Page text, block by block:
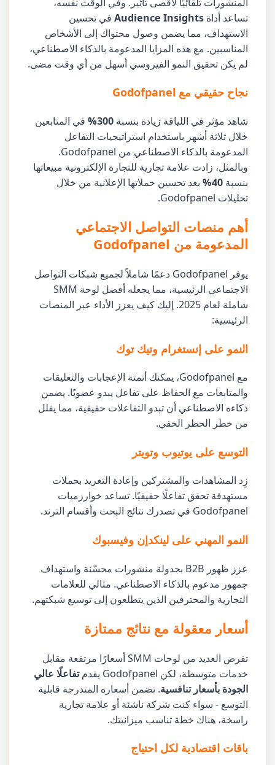
تساعد أداةAudience Insights في تحسين
الاستهداف، مما يضمن وصول محتواك إلى الأشخاص
المناسبين. مع هذه المزايا المدعومة بالذكاء الاصطناعي،
لم يكن تحقيق النمو الفيروسي أسهل من أي وقت مضى.
نجاح حقيقي مع Godofpanel
شاهد مؤثر في اللياقة زيادة بنسبة300%
في المتابعين
خلال ثلاثة أشهر باستخدام استراتيجيات التفاعل
المدعومة بالذكاء الاصطناعي من Godofpanel.
وبالمثل، زادت علامة تجارية للتجارة الإلكترونية مبيعاتها
بنسبة40%
بعد تحسين حملاتها الإعلانية من خلال
تحليلات Godofpanel.
أهم منصات التواصل الاجتماعي
المدعومة من Godofpanel
يوفر Godofpanel دعمًا شاملاً لجميع شبكات التواصل
الاجتماعي الرئيسية، مما يجعله أفضل لوحة SMM
شاملة لعام 2025. إليك كيف يعزز الأداء عبر المنصات
الرئيسية:
النمو على إنستغرام وتيك توك
مع Godofpanel، يمكنك أتمتة الإعجابات والتعليقات
والمتابعات مع الحفاظ على تفاعل يبدو عضويًا. يضمن
ذكاءه الاصطناعي أن تبدو التفاعلات حقيقية، مما يقلل
من خطر الحظر الخفي.
التوسع على يوتيوب وتويتر
زِد المشاهدات والمشتركين وإعادة التغريد بحملات
مستهدفة تحقق تفاعلًا حقيقيًا. تساعد خوارزميات
Godofpanel في تصدرك نتائج البحث وأقسام الترند.
النمو المهني على لينكدإن وفيسبوك
عزز ظهور B2B بجدولة منشورات محسّنة واستهداف
جمهور مدعوم بالذكاء الاصطناعي. مثالي للعلامات
التجارية والمحترفين الذين يتطلعون إلى توسيع شبكتهم.
أسعار معقولة مع نتائج ممتازة
تفرض العديد من لوحات SMM أسعارًا مرتفعة مقابل
خدمات متوسطة، لكن Godofpanel يقدم
تفاعلًا عالي
الجودة بأسعار تنافسية. تضمن أسعاره المتدرجة قابلية
التوسع - سواء كنت شركة ناشئة أو علامة تجارية
راسخة، هناك خطة تناسب ميزانيتك.
باقات اقتصادية لكل احتياج